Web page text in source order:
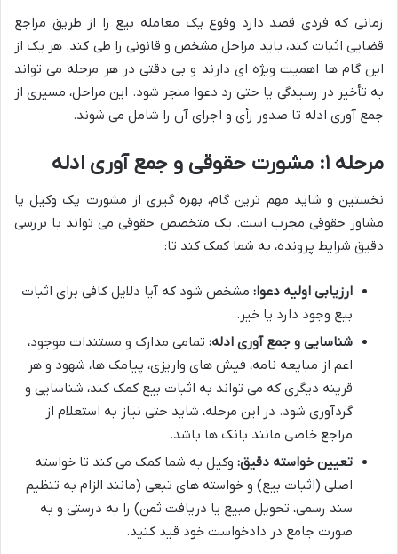
زمانی که فردی قصد دارد وقوع یک معامله بیع را از طریق مراجع
قضایی اثبات کند، باید مراحل مشخص و قانونی را طی کند. هر یک از
این گام ها اهمیت ویژه ای دارند و بی دقتی در هر مرحله می تواند
به تأخیر در رسیدگی یا حتی رد دعوا منجر شود. این مراحل، مسیری از
جمع آوری ادله تا صدور رأی و اجرای آن را شامل می شوند.
مرحله ۱: مشورت حقوقی و جمع آوری ادله
نخستین و شاید مهم ترین گام، بهره گیری از مشورت یک وکیل یا
مشاور حقوقی مجرب است. یک متخصص حقوقی می تواند با بررسی
دقیق شرایط پرونده، به شما کمک کند تا:
ارزیابی اولیه دعوا: مشخص شود که آیا دلایل کافی برای اثبات
بیع وجود دارد یا خیر.
شناسایی و جمع آوری ادله: تمامی مدارک و مستندات موجود،
اعم از مبایعه نامه، فیش های واریزی، پیامک ها، شهود و هر
قرینه دیگری که می تواند به اثبات بیع کمک کند، شناسایی و
گردآوری شود. در این مرحله، شاید حتی نیاز به استعلام از
مراجع خاصی مانند بانک ها باشد.
تعیین خواسته دقیق: وکیل به شما کمک می کند تا خواسته
اصلی (اثبات بیع) و خواسته های تبعی (مانند الزام به تنظیم
سند رسمی، تحویل مبیع یا دریافت ثمن) را به درستی و به
صورت جامع در دادخواست خود قید کنید.